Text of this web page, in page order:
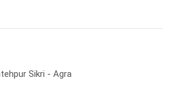
Sikri - Agra